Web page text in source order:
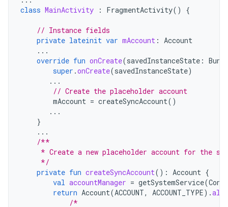
class MainActivity : FragmentActivity() {
// Instance fields
private lateinit var mAccount : Account
...
override fun onCreate(savedInstanceState :
super .onCreate(savedInstanceState)
...
// Create the placeholder account
mAccount = createSyncAccount()
...
}
...
/**
* Create a new placeholder account for the
     */
private fun createSyncAccount(): Account {
val accountManager = getSystemService(
return Account(ACCOUNT, ACCOUNT_TYPE).also
/*